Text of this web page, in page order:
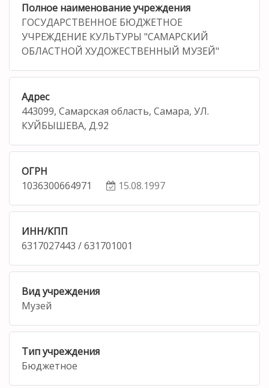
Полное наименование учреждения
ГОСУДАРСТВЕННОЕ БЮДЖЕТНОЕ
УЧРЕЖДЕНИЕ КУЛЬТУРЫ "САМАРСКИЙ
ОБЛАСТНОЙ ХУДОЖЕСТВЕННЫЙ МУЗЕЙ"
Адрес
443099, Самарская область, Самара, УЛ.
КУЙБЫШЕВА, Д.92
ОГРН
1036300664971
15.08.1997
ИНН/КПП
6317027443 / 631701001
Вид учреждения
Музей
Тип учреждения
Бюджетное